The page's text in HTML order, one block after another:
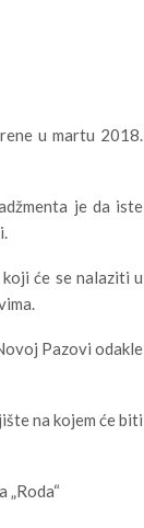
u martu 2018.
je da iste
će se nalaziti u
Pazovi odakle
na kojem će biti